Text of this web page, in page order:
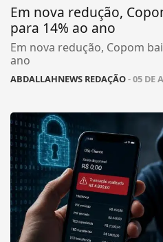
Em nova redução,
para 14% ao ano
Em nova redução, Copom
ano
ABDALLAHNEWS REDAÇÃO- 05 DE